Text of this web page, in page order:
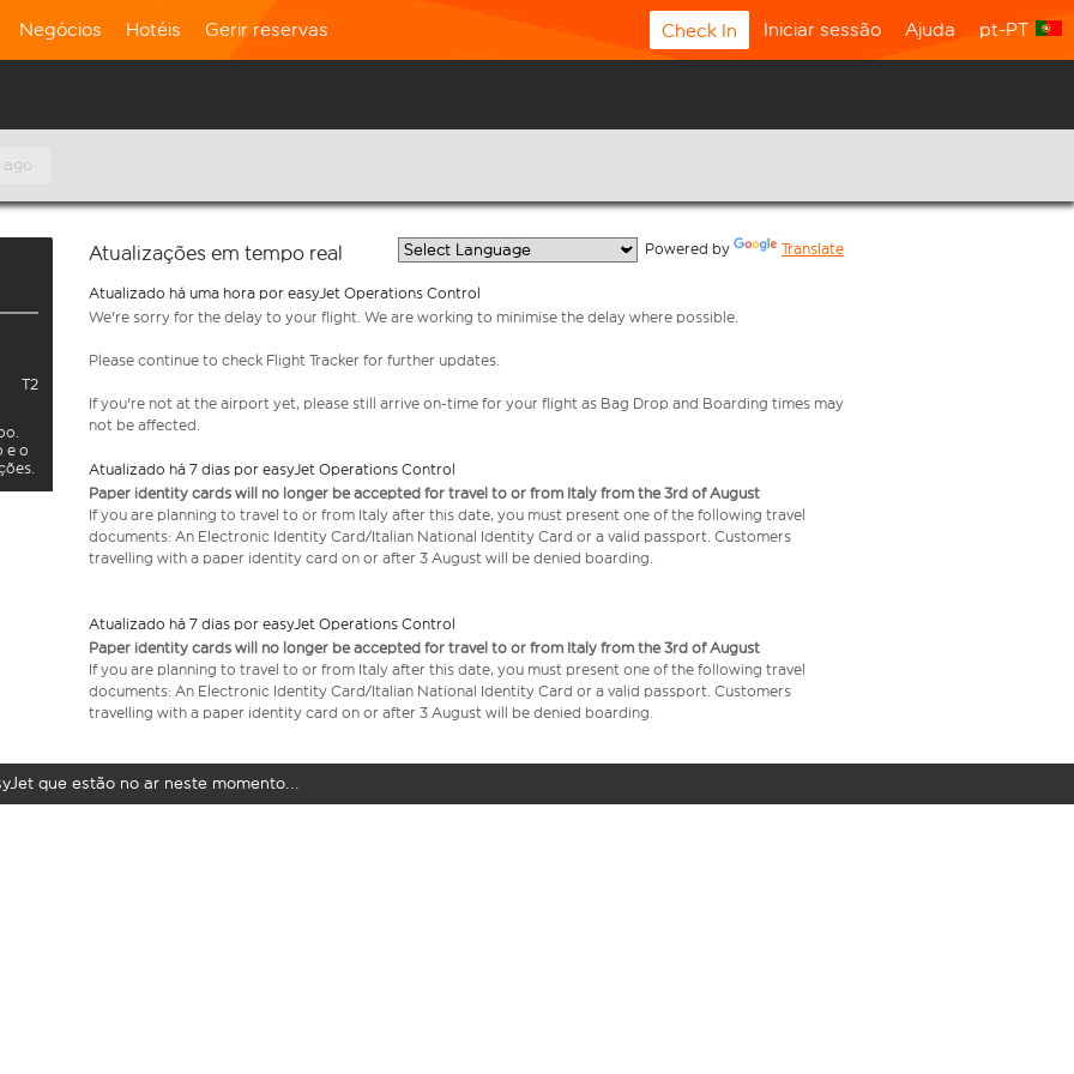
Negócios Hotéis Gerir reservas Check In Iniciar sessão Ajuda pt-PT
ago
T2
e o
Atualizações em tempo real Powered by Translate
Atualizado há uma hora por easyJet Operations Control
We're sorry for the delay to your flight. We are working to minimise the delay where possible.
Please continue to check Flight Tracker for further updates.
If you're not at the airport yet, please still arrive on-time for your flight as Bag Drop and Boarding times may
not be affected.
Atualizado há 7 dias por easyJet Operations Control
Paper identity cards will no longer be accepted for travel to or from Italy from the 3rd of August
If you are planning to travel to or from Italy after this date, you must present one of the following travel
documents: An Electronic Identity Card/Italian National Identity Card or a valid passport. Customers
travelling with a paper identity card on or after 3 August will be denied boarding.
Atualizado há 7 dias por easyJet Operations Control
Paper identity cards will no longer be accepted for travel to or from Italy from the 3rd of August
If you are planning to travel to or from Italy after this date, you must present one of the following travel
documents: An Electronic Identity Card/Italian National Identity Card or a valid passport. Customers
travelling with a paper identity card on or after 3 August will be denied boarding.
que estão no ar neste momento...